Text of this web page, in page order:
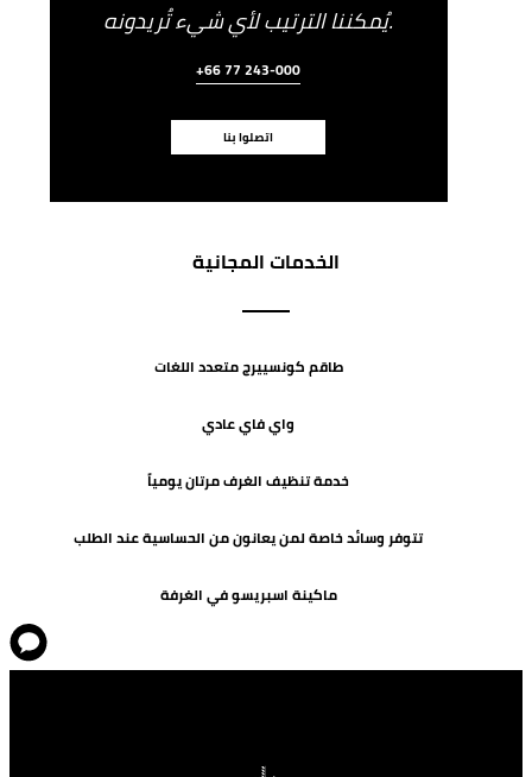
يُمكننا الترتيب لأي شيء تُريدونه.
+66 77 243-000
اتصلوا بنا
الخدمات المجانية
طاقم كونسييرج متعدد اللغات
واي فاي عادي
خدمة تنظيف الغرف مرتان يومياً
تتوفر وسائد خاصة لمن يعانون من الحساسية عند الطلب
ماكينة اسبريسو في الغرفة